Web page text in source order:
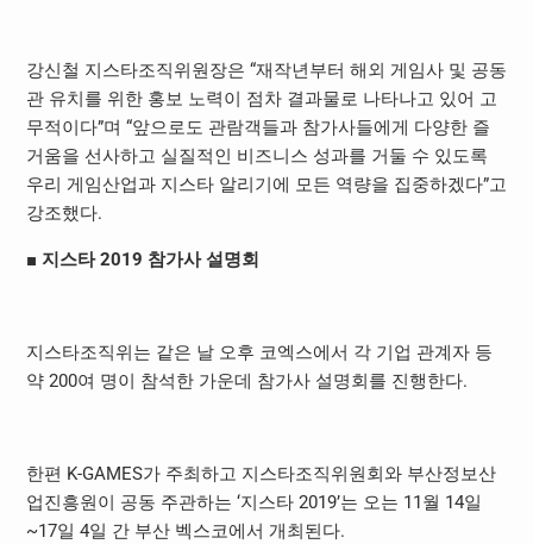
강신철 지스타조직위원장은 “재작년부터 해외 게임사 및 공동
관 유치를 위한 홍보 노력이 점차 결과물로 나타나고 있어 고
무적이다”며 “앞으로도 관람객들과 참가사들에게 다양한 즐
거움을 선사하고 실질적인 비즈니스 성과를 거둘 수 있도록
우리 게임산업과 지스타 알리기에 모든 역량을 집중하겠다”고
강조했다.
■ 지스타2019 참가사 설명회
지스타조직위는 같은 날 오후 코엑스에서 각 기업 관계자 등
약 200여 명이 참석한 가운데 참가사 설명회를 진행한다.
한편 K-GAMES가 주최하고 지스타조직위원회와 부산정보산
업진흥원이 공동 주관하는 ‘지스타 2019’는 오는 11월 14일
~17일 4일 간 부산 벡스코에서 개최된다.